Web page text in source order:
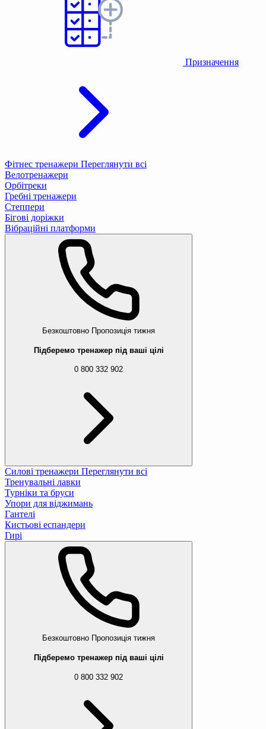
Призначення
Фітнес тренажери Переглянути всі
Велотренажери
Орбітреки
Гребні тренажери
Степпери
Бігові доріжки
Вібраційні платформи
Безкоштовно Пропозиція тижня
Підберемо тренажер під ваші цілі
0 800 332 902
Силові тренажери Переглянути всі
Тренувальні лавки
Турніки та бруси
Упори для віджимань
Гантелі
Кистьові еспандери
Гирі
Безкоштовно Пропозиція тижня
Підберемо тренажер під ваші цілі
0 800 332 902